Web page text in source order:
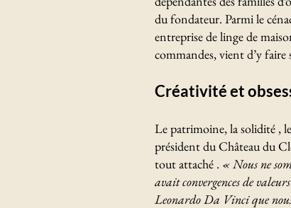
du fondateur. Parmi le
entreprise de linge de
commandes, vient d’y
Créativité et
Le patrimoine, la solidité ,
président du Château du
tout attaché . « Nous ne
avait convergences de
Leonardo Da Vinci que